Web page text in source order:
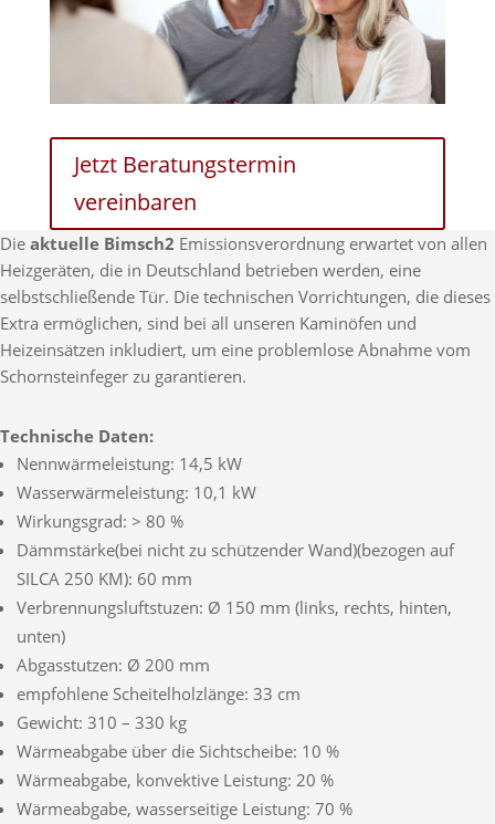
Jetzt Beratungstermin
vereinbaren
Die aktuelle Bimsch2 Emissionsverordnung erwartet von allen
Heizgeräten, die in Deutschland betrieben werden, eine
selbstschließende Tür. Die technischen Vorrichtungen, die dieses
Extra ermöglichen, sind bei all unseren Kaminöfen und
Heizeinsätzen inkludiert, um eine problemlose Abnahme vom
Schornsteinfeger zu garantieren.
Technische Daten:
Nennwärmeleistung: 14,5 kW
Wasserwärmeleistung: 10,1 kW
Wirkungsgrad: > 80 %
Dämmstärke(bei nicht zu schützender Wand)(bezogen auf
SILCA 250 KM): 60 mm
Verbrennungsluftstuzen: Ø 150 mm (links, rechts, hinten,
unten)
Abgasstutzen: Ø 200 mm
empfohlene Scheitelholzlänge: 33 cm
Gewicht: 310 – 330 kg
Wärmeabgabe über die Sichtscheibe: 10 %
Wärmeabgabe, konvektive Leistung: 20 %
Wärmeabgabe, wasserseitige Leistung: 70 %